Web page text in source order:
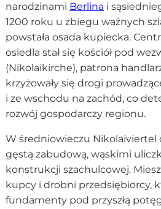
narodzinami Berlina i
1200 roku u zbiegu ważnych
powstała osada kupiecka.
osiedla stał się kościół pod
(Nikolaikirche), patrona
krzyżowały się drogi
i ze wschodu na zachód, co
rozwój gospodarczy regionu.
W średniowieczu Nikolaiviertel
gęstą zabudową, wąskimi
konstrukcji szachulcowej.
kupcy i drobni przedsiębiorcy,
fundamenty pod przyszłą